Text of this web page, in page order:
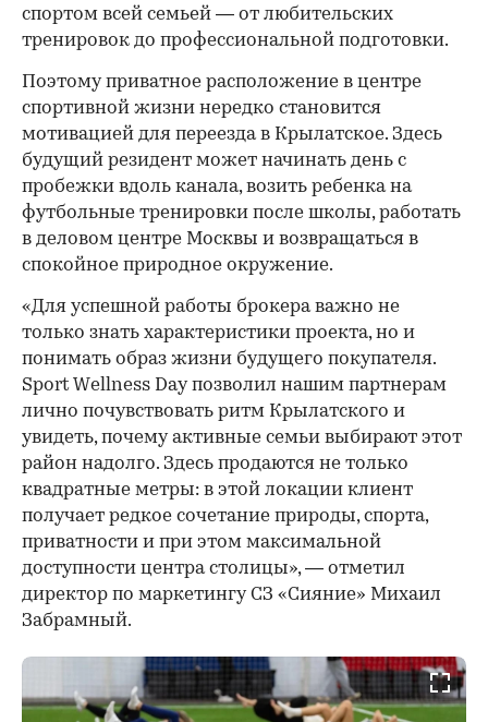
спортом всей семьей — от любительских
тренировок до профессиональной подготовки.
Поэтому приватное расположение в центре
спортивной жизни нередко становится
мотивацией для переезда в Крылатское. Здесь
будущий резидент может начинать день с
пробежки вдоль канала, возить ребенка на
футбольные тренировки после школы, работать
в деловом центре Москвы и возвращаться в
спокойное природное окружение.
«Для успешной работы брокера важно не
только знать характеристики проекта, но и
понимать образ жизни будущего покупателя.
Sport Wellness Day позволил нашим партнерам
лично почувствовать ритм Крылатского и
увидеть, почему активные семьи выбирают этот
район надолго. Здесь продаются не только
квадратные метры: в этой локации клиент
получает редкое сочетание природы, спорта,
приватности и при этом максимальной
доступности центра столицы», — отметил
директор по маркетингу СЗ «Сияние» Михаил
Забрамный.